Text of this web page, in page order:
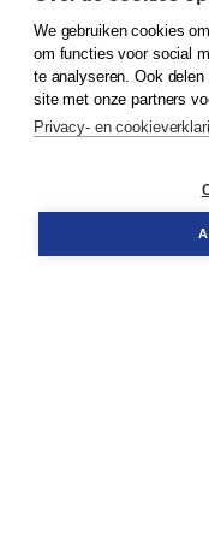
© 2026Koninklijke
Klantenservice
Service & informatie
Contact
We gebruiken cookies
om functies voor social
te analyseren. Ook
site met onze partners
Privacy- en